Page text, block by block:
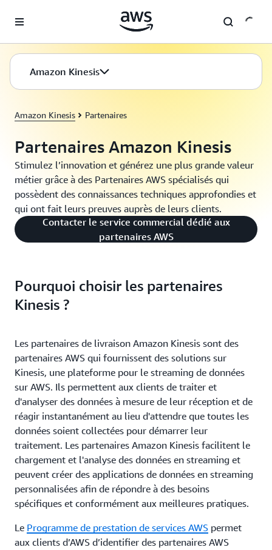
Amazon Kinesis
Amazon Kinesis Partenaires
Partenaires Amazon Kinesis
Stimulez l’innovation et générez une plus grande valeur
métier grâce à des Partenaires AWS spécialisés qui
possèdent des connaissances techniques approfondies et
qui ont fait leurs preuves auprès de leurs clients.
Contacter le service commercial dédié aux
partenaires AWS
Pourquoi choisir les partenaires
Kinesis ?
Les partenaires de livraison Amazon Kinesis sont des
partenaires AWS qui fournissent des solutions sur
Kinesis, une plateforme pour le streaming de données
sur AWS. Ils permettent aux clients de traiter et
d'analyser des données à mesure de leur réception et de
réagir instantanément au lieu d'attendre que toutes les
données soient collectées pour démarrer leur
traitement. Les partenaires Amazon Kinesis facilitent le
chargement et l'analyse des données en streaming et
peuvent créer des applications de données en streaming
personnalisées afin de répondre à des besoins
spécifiques et conformément aux meilleures pratiques.
Le Programme de prestation de services AWS permet
aux clients d’AWS d’identifier des partenaires AWS